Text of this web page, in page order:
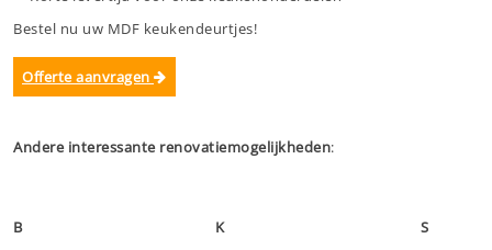
Bestel nu uw MDF keukendeurtjes!
Offerte aanvragen
Andere interessante renovatiemogelijkheden:
B
K
S